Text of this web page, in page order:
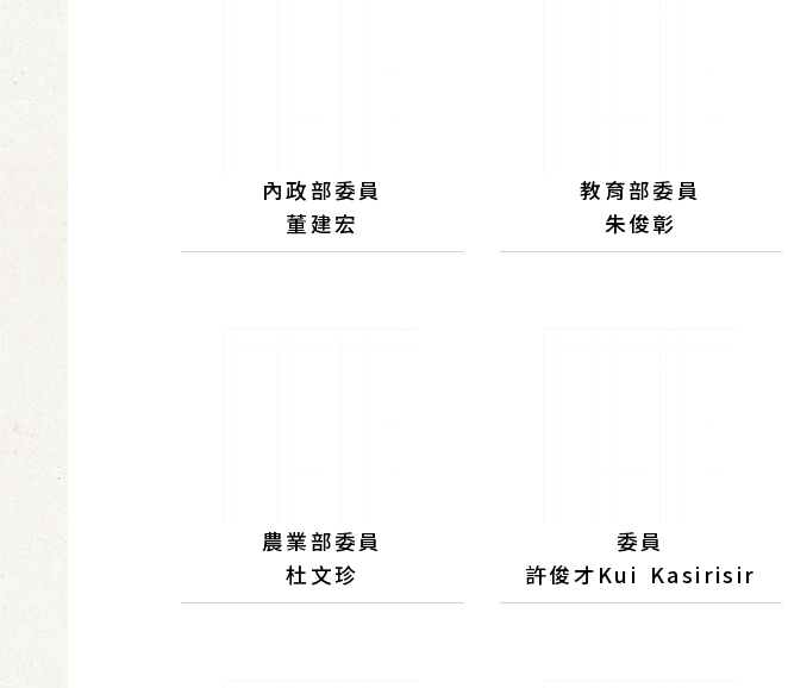
內政部委員
董建宏
教育部委員
朱俊彰
農業部委員
杜文珍
委員
許俊才Kui Kasirisir